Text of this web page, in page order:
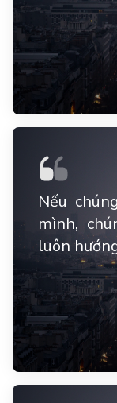
Nếu
mình,
luôn